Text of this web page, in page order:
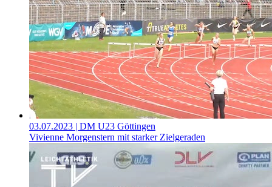
03.07.2023 | DM U23 Göttingen
Vivienne Morgenstern mit starker Zielgeraden